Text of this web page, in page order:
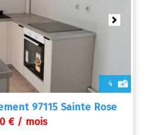
4
Next
97115 Sainte Rose
€ / mois